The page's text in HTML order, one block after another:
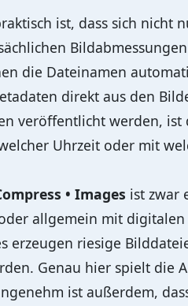
ist, dass sich
die Dateinamen
direkt aus den
veröffentlicht werden,
Uhrzeit oder mit
• Images ist zwar
allgemein mit
erzeugen riesige
Genau hier spielt die
ist außerdem,